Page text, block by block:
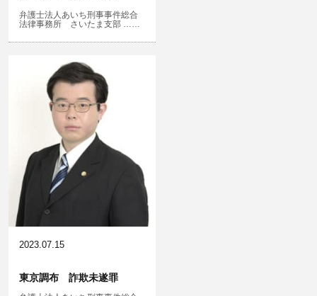
文書偽造・偽造文書行使
不正競争防止法
住居侵入等
名誉棄損・侮辱
弁護士法人あいち刑事事件総合
法律事務所 さいたま支部 ……
2023.07.15
東京調布 詐欺未遂罪